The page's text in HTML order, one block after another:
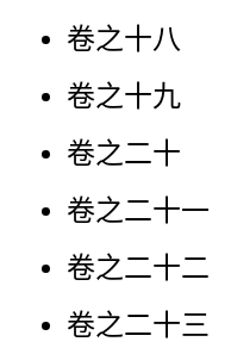
卷之十八
卷之十九
卷之二十
卷之二十一
卷之二十二
卷之二十三